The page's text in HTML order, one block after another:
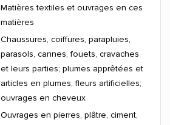
Matières textiles et ouvrages en ces
matières
Chaussures, coiffures, parapluies,
parasols, cannes, fouets, cravaches
et leurs parties; plumes apprêtées et
articles en plumes; fleurs artificielles;
ouvrages en cheveux
Ouvrages en pierres, plâtre, ciment,